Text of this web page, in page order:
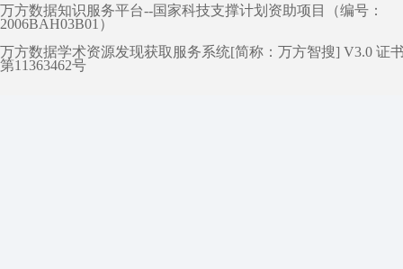
万方数据知识服务平台--国家科技支撑计划资助项目（编号：
2006BAH03B01）
万方数据学术资源发现获取服务系统[简称：万方智搜] V3.0 证
第11363462号